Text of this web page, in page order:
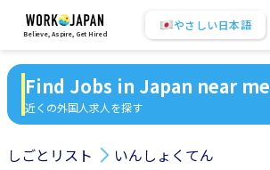
Believe, Aspire, Get Hired
やさしい日本語
Find Jobs in Japan near me
近くの外国人求人を探す
しごとリスト いんしょくてん